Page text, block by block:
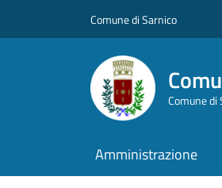
Comune di Sarnico
Comune di
Amministrazione